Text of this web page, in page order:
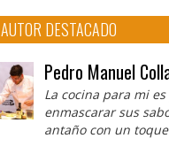
AUTOR DESTACADO
Pedro Manuel
La cocina para mi
enmascarar sus
antaño con un